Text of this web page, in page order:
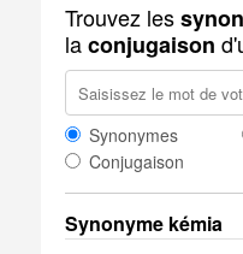
Trouvez les
laconjugaison
Synonymes
Conjugaison
Synonyme kémia